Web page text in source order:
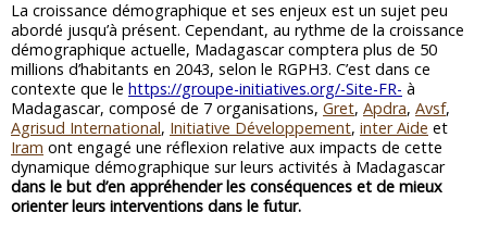
La croissance démographique et ses enjeux est un sujet peu
abordé jusqu’à présent. Cependant, au rythme de la croissance
démographique actuelle, Madagascar comptera plus de 50
millions d’habitants en 2043, selon le RGPH3. C’est dans ce
contexte que le https://groupe-initiatives.org/-Site-FR- à
Madagascar, composé de 7 organisations, Gret, Apdra, Avsf,
Agrisud International, Initiative Développement, inter Aide et
Iram ont engagé une réflexion relative aux impacts de cette
dynamique démographique sur leurs activités à Madagascar
dans le but d’en appréhender les conséquences et de mieux
orienter leurs interventions dans le futur.